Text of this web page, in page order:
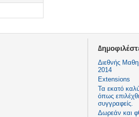
Διεθνής
2014
Extensions
Τα εκατό
όπως
συγγραφείς.
Δωρεάν και